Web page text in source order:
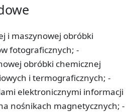
i maszynowej obróbki
fotograficznych; -
obróbki chemicznej
i termograficznych; -
elektronicznymi informacji
nośnikach magnetycznych; -